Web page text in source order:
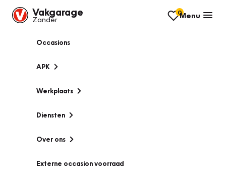
Vakgarage
Zander
0Menu
Occasions
APK
Werkplaats
Diensten
Over ons
Externe occasion voorraad